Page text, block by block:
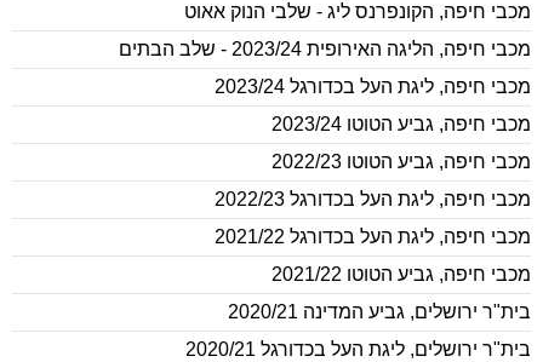
מכבי חיפה, הקונפרנס ליג - שלבי הנוק אאוט
מכבי חיפה, הליגה האירופית 2023/24 - שלב הבתים
מכבי חיפה, ליגת העל בכדורגל 2023/24
מכבי חיפה, גביע הטוטו 2023/24
מכבי חיפה, גביע הטוטו 2022/23
מכבי חיפה, ליגת העל בכדורגל 2022/23
מכבי חיפה, ליגת העל בכדורגל 2021/22
מכבי חיפה, גביע הטוטו 2021/22
בית"ר ירושלים, גביע המדינה 2020/21
בית"ר ירושלים, ליגת העל בכדורגל 2020/21